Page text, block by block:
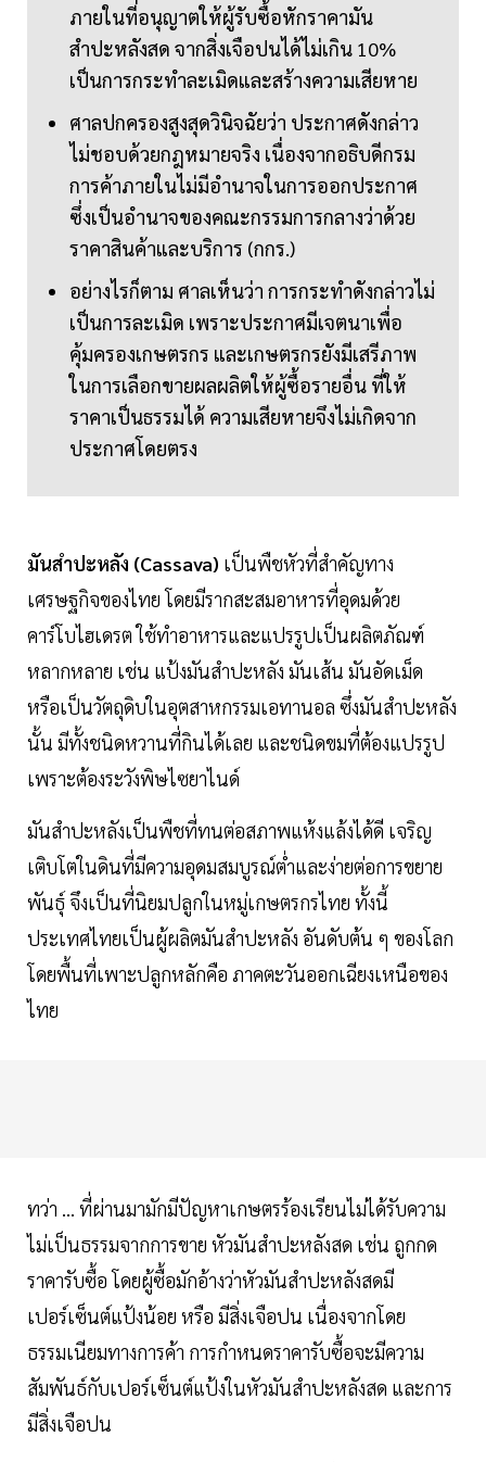
ภายในที่อนุญาตให้ผู้รับซื้อหักราคามัน
สำปะหลังสด จากสิ่งเจือปนได้ไม่เกิน 10%
เป็นการกระทำละเมิดและสร้างความเสียหาย
ศาลปกครองสูงสุดวินิจฉัยว่า ประกาศดังกล่าว
ไม่ชอบด้วยกฎหมายจริง เนื่องจากอธิบดีกรม
การค้าภายในไม่มีอำนาจในการออกประกาศ
ซึ่งเป็นอำนาจของคณะกรรมการกลางว่าด้วย
ราคาสินค้าและบริการ (กกร.)
อย่างไรก็ตาม ศาลเห็นว่า การกระทำดังกล่าวไม่
เป็นการละเมิด เพราะประกาศมีเจตนาเพื่อ
คุ้มครองเกษตรกร และเกษตรกรยังมีเสรีภาพ
ในการเลือกขายผลผลิตให้ผู้ซื้อรายอื่น ที่ให้
ราคาเป็นธรรมได้ ความเสียหายจึงไม่เกิดจาก
ประกาศโดยตรง
มันสำปะหลัง (Cassava) เป็นพืชหัวที่สำคัญทาง
เศรษฐกิจของไทย โดยมีรากสะสมอาหารที่อุดมด้วย
คาร์โบไฮเดรต ใช้ทำอาหารและแปรรูปเป็นผลิตภัณฑ์
หลากหลาย เช่น แป้งมันสำปะหลัง มันเส้น มันอัดเม็ด
หรือเป็นวัตถุดิบในอุตสาหกรรมเอทานอล ซึ่งมันสำปะหลัง
นั้น มีทั้งชนิดหวานที่กินได้เลย และชนิดขมที่ต้องแปรรูป
เพราะต้องระวังพิษไซยาไนด์
มันสำปะหลังเป็นพืชที่ทนต่อสภาพแห้งแล้งได้ดี เจริญ
เติบโตในดินที่มีความอุดมสมบูรณ์ต่ำและง่ายต่อการขยาย
พันธุ์ จึงเป็นที่นิยมปลูกในหมู่เกษตรกรไทย ทั้งนี้
ประเทศไทยเป็นผู้ผลิตมันสำปะหลัง อันดับต้น ๆ ของโลก
โดยพื้นที่เพาะปลูกหลักคือ ภาคตะวันออกเฉียงเหนือของ
ไทย
ทว่า ... ที่ผ่านมามักมีปัญหาเกษตรร้องเรียนไม่ได้รับความ
ไม่เป็นธรรมจากการขาย หัวมันสำปะหลังสด เช่น ถูกกด
ราคารับซื้อ โดยผู้ซื้อมักอ้างว่าหัวมันสำปะหลังสดมี
เปอร์เซ็นต์แป้งน้อย หรือ มีสิ่งเจือปน เนื่องจากโดย
ธรรมเนียมทางการค้า การกำหนดราคารับซื้อจะมีความ
สัมพันธ์กับเปอร์เซ็นต์แป้งในหัวมันสำปะหลังสด และการ
มีสิ่งเจือปน